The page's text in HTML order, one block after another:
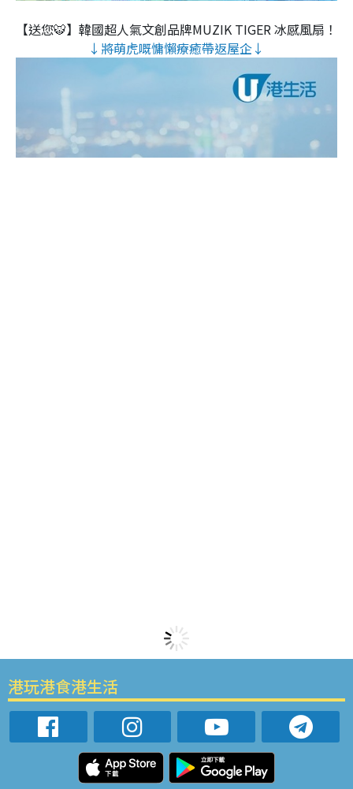
【送您🐯】韓國超人氣文創品牌MUZIK TIGER 冰感風扇！
↓將萌虎嘅慵懶療癒帶返屋企↓
港玩港食港生活